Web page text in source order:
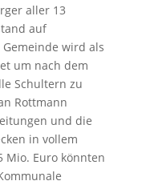
aller 13
auf
wird als
um nach dem
Schultern zu
Rottmann
und die
in vollem
Mio. Euro könnten